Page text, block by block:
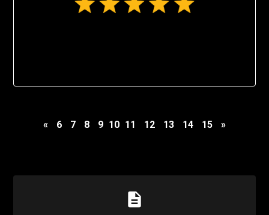
« 6 7 8 9 10 11 12 13 14 15 »
description